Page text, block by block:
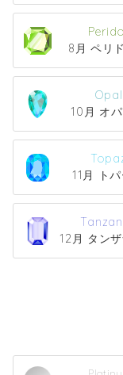
8月 ペリ
Opal
10月 オ
11月 ト
12月 タン